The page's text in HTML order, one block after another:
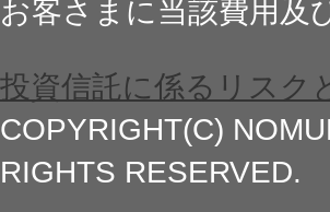
お客さまに当該費用及
投資信託に係るリスク
COPYRIGHT(C)
RIGHTS RESERVED.